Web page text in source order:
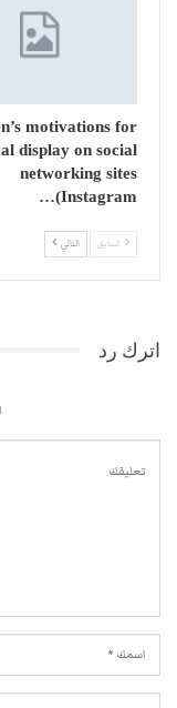
motivations for
display on social
networking sites
(Instagram…
السابق التالي
اترك رد